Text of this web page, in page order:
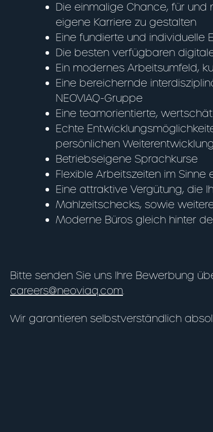
Die einmalige Chance, für und
eigene Karriere zu gestalten
Eine fundierte und individuelle
Die besten verfügbaren
Ein modernes Arbeitsumfeld,
Eine bereichernde
NEOVIAQ-Gruppe
Eine teamorientierte,
Echte
persönlichen
Betriebseigene Sprachkurse
Flexible Arbeitszeiten im
Eine attraktive Vergütung, die
Mahlzeitschecks, sowie
Moderne Büros gleich hinter
Bitte senden Sie uns Ihre Bewerbung
careers@neoviaq.com.
Wir garantieren selbstverständlich